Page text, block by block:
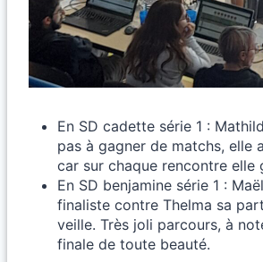
En SD cadette série 1 :
pas à gagner de matchs, elle
car sur chaque rencontre elle
En SD benjamine série 1 :
finaliste contre Thelma sa
veille. Très joli parcours, à
finale de toute beauté.